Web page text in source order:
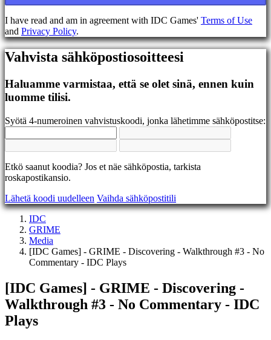
EL
EN
ES
FI
FR
HR
JA
KO
NL
PL
SR
SV
TR
UK
Peli
Gameplay
Pelin
sisäiset
I have read and am in agreement with IDC Games' Terms of Use
and Privacy Policy.
Vahvista sähköpostiosoitteesi
Haluamme varmistaa, että se olet sinä, ennen kuin
luomme tilisi.
Syötä 4-numeroinen vahvistuskoodi, jonka lähetimme sähköpostitse:
Etkö saanut koodia? Jos et näe sähköpostia, tarkista
roskapostikansio.
Lähetä koodi uudelleen Vaihda sähköpostitili
IDC
GRIME
Media
[IDC Games] - GRIME - Discovering - Walkthrough #3 - No
Commentary - IDC Plays
[IDC Games] - GRIME - Discovering -
Walkthrough #3 - No Commentary - IDC
Plays